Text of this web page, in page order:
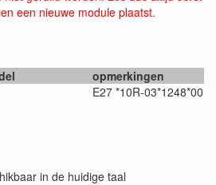
een nieuwe module plaatst.
opmerkingen
E27 *10R-03*1248*00
in de huidige taal